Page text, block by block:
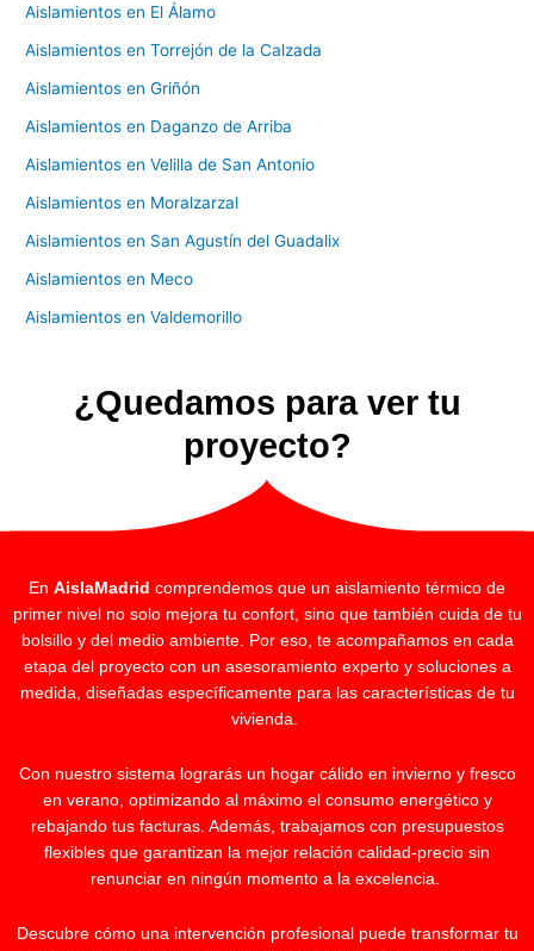
Aislamientos en El Álamo
Aislamientos en Torrejón de la Calzada
Aislamientos en Griñón
Aislamientos en Daganzo de Arriba
Aislamientos en Velilla de San Antonio
Aislamientos en Moralzarzal
Aislamientos en San Agustín del Guadalix
Aislamientos en Meco
Aislamientos en Valdemorillo
¿Quedamos para ver tu
proyecto?
En AislaMadrid comprendemos que un aislamiento térmico de
primer nivel no solo mejora tu confort, sino que también cuida de tu
bolsillo y del medio ambiente. Por eso, te acompañamos en cada
etapa del proyecto con un asesoramiento experto y soluciones a
medida, diseñadas específicamente para las características de tu
vivienda.
Con nuestro sistema lograrás un hogar cálido en invierno y fresco
en verano, optimizando al máximo el consumo energético y
rebajando tus facturas. Además, trabajamos con presupuestos
flexibles que garantizan la mejor relación calidad-precio sin
renunciar en ningún momento a la excelencia.
Descubre cómo una intervención profesional puede transformar tu